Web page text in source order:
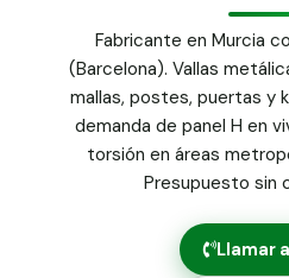
Malla simple torsión
Malla triple torsión
Panel malla H.
Puerta acceso peatonal
Poste malla Hércules
Poste malla simple
Alambre de espino
Abrazadera PVC malla H.
Fabricante en Murcia
(Barcelona). Vallas
mallas, postes, puertas y
demanda de panel H en
torsión en áreas
Presupuesto sin
Llamar